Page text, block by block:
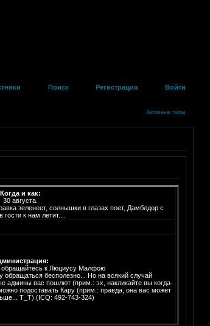
Поиск Регистрация Войти
Активные темы
Когда и как:
30 августа.
зеленеет, солнышки в глазах поет, Дамблдор с
гости к нам летит....
обращайтесь к Люциусу Малфою
обращаться бесполезно... Но на всякий случай
админы вас пошлют (прим.: эх, накликайте вы когда-
подоставать Кару (прим.: правда, она вас может
Т_Т) (ICQ: 492-743-324)